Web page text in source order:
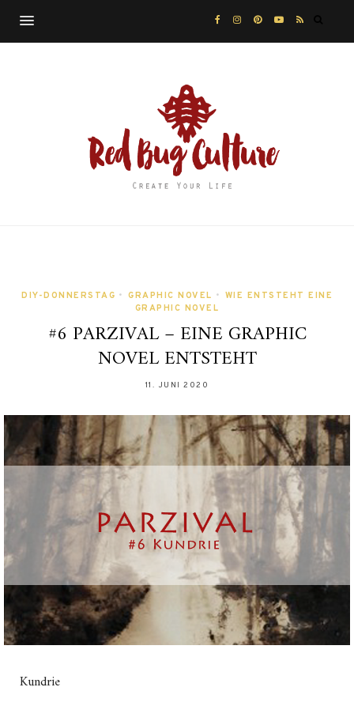
DIY-DONNERSTAG • GRAPHIC NOVEL • WIE ENTSTEHT EINE
GRAPHIC NOVEL
#6 PARZIVAL – EINE GRAPHIC
NOVEL ENTSTEHT
11. JUNI 2020
Kundrie